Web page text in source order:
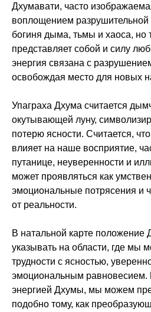
Дхумавати, часто
воплощением
богиня дыма, тьмы и хаоса, но
представляет собой и силу
энергия связана с
освобождая место для новых
Упаграха Дхума считается
окутывающей луну,
потерю ясности. Считается,
влияет на наше восприятие,
путанице, неуверенности и
может проявляться как
эмоциональные потрясения и
от реальности.
В натальной карте положение
указывать на области, где мы
трудности с ясностью,
эмоциональным равновесием.
энергией Дхумы, мы можем
подобно тому, как